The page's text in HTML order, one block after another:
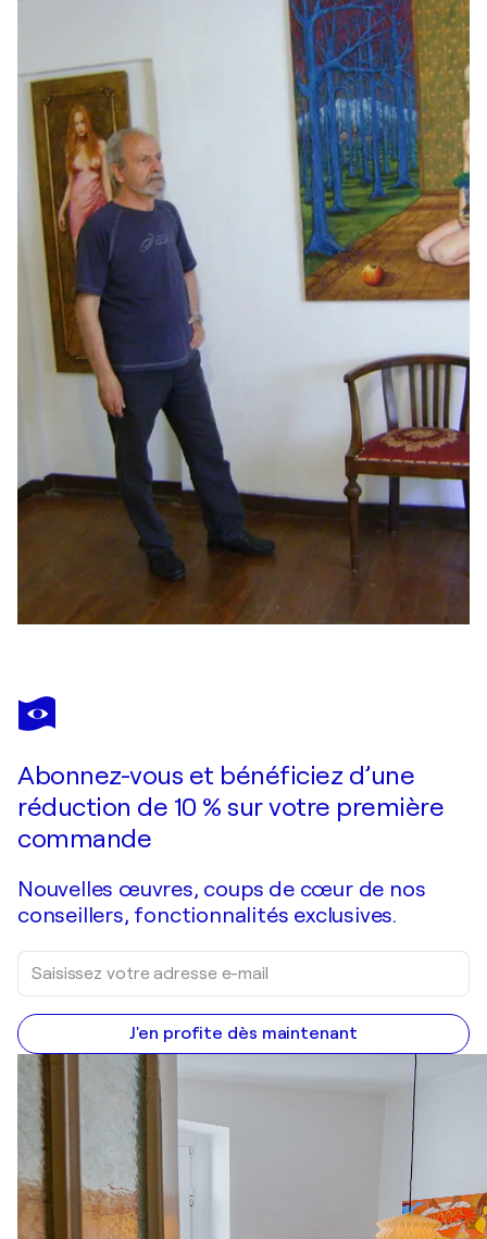
Abonnez-vous et bénéficiez d’une
réduction de 10 % sur votre première
commande
Nouvelles œuvres, coups de cœur de nos
conseillers, fonctionnalités exclusives.
J'en profite dès maintenant